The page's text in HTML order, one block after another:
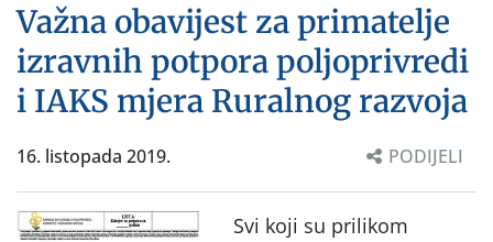
Važna obavijest za primatelje
izravnih potpora poljoprivredi
i IAKS mjera Ruralnog razvoja
16. listopada 2019. PODIJELI
Svi koji su prilikom